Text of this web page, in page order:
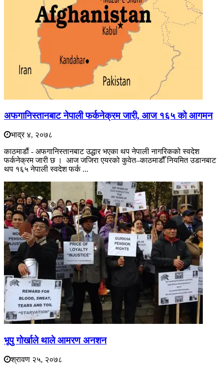
अफगानिस्तानबाट नेपाली फर्कनेक्रम जारी, आज १६५ को आगमन
भाद्र ४, २०७८
काठमाडौं - अफगानिस्तानबाट उद्धार भएका थप नेपाली नागरिकको स्वदेश
फर्कनेक्रम जारी छ । आज जजिरा एयरको कुवेत–काठमाडौँ नियमित उडानबाट
थप १६५ नेपाली स्वदेश फर्क ...
भूपु गोर्खाले थाले आमरण अनशन
श्रावण २५, २०७८